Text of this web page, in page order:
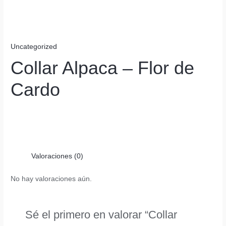
Uncategorized
Collar Alpaca – Flor de
Cardo
Valoraciones (0)
No hay valoraciones aún.
Sé el primero en valorar “Collar